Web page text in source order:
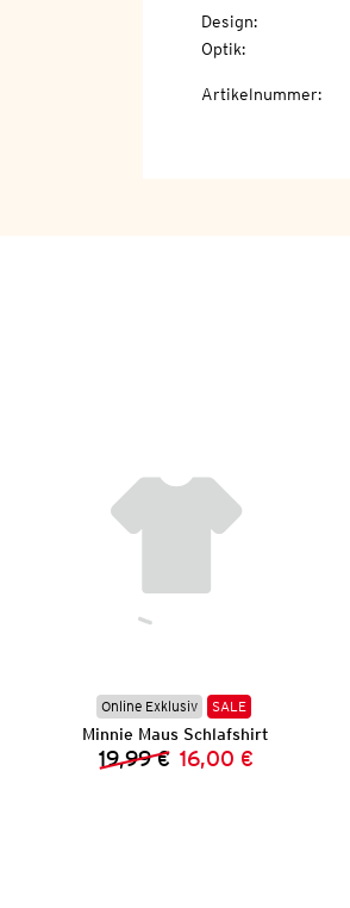
Design:
Optik:
Artikelnummer:
Online Exklusiv SALE
Minnie Maus Schlafshirt
Vorheriger Preis:
19,99 € Neuer Preis:
16,00 €